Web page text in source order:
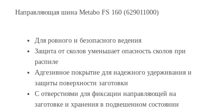
Направляющая шина Metabo FS 160 (629011000)
Для ровного и безопасного ведения
Защита от сколов уменьшает опасность сколов при
распиле
Адгезивное покрытие для надежного удерживания и
защиты поверхности заготовки
С отверстиями для фиксации направляющей на
заготовке и хранения в подвешенном состоянии